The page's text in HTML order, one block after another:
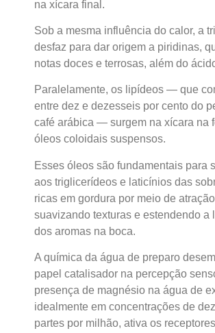
na xícara final.
Sob a mesma influência do calor, a
desfaz para dar origem a piridinas,
notas doces e terrosas, além do
Paralelamente, os lipídeos — que
entre dez e dezesseis por cento do
café arábica — surgem na xícara na
óleos coloidais suspensos.
Esses óleos são fundamentais para
aos triglicerídeos e laticínios das
ricas em gordura por meio de
suavizando texturas e estendendo a
dos aromas na boca.
A química da água de preparo
papel catalisador na percepção
presença de magnésio na água de
idealmente em concentrações de
partes por milhão, ativa os